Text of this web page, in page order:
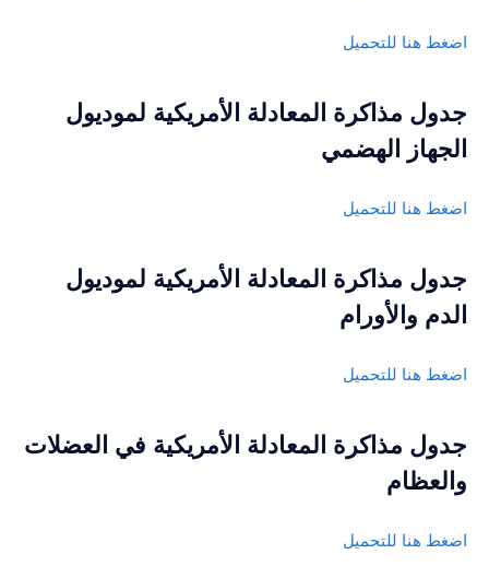
اضغط هنا للتحميل
جدول مذاكرة المعادلة الأمريكية لموديول
الجهاز الهضمي
اضغط هنا للتحميل
جدول مذاكرة المعادلة الأمريكية لموديول
الدم والأورام
اضغط هنا للتحميل
جدول مذاكرة المعادلة الأمريكية في العضلات
والعظام
اضغط هنا للتحميل